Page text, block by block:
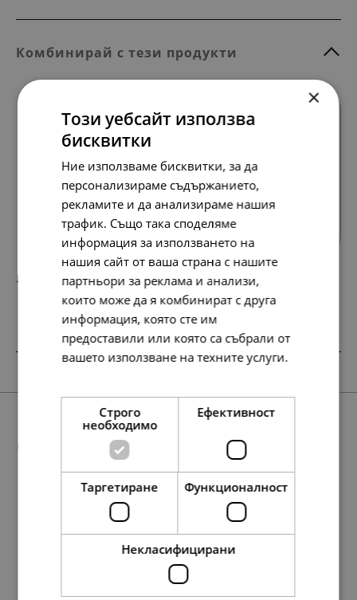
Комбинирай с тези продукти
127. 65.00 €
45.00 € 258.17 лв. 132.00 €
40.00 € 68.45 лв. 35.00 €
лв. 60.00 € 158.42 лв. 81.00 €
45.00 € 88.01 лв. 45.00 €
лв. 65.00 € 88.01 лв. 45.00 €
Още предложения
×
Този уебсайт използва
бисквитки
Ние използваме бисквитки, за да
персонализираме съдържанието,
рекламите и да анализираме нашия
трафик. Също така споделяме
информация за използването на
нашия сайт от ваша страна с нашите
партньори за реклама и анализи,
които може да я комбинират с друга
информация, която сте им
предоставили или която са събрали от
вашето използване на техните услуги.
Строго
необходимо
Ефективност
Таргетиране Функционалност
Некласифицирани